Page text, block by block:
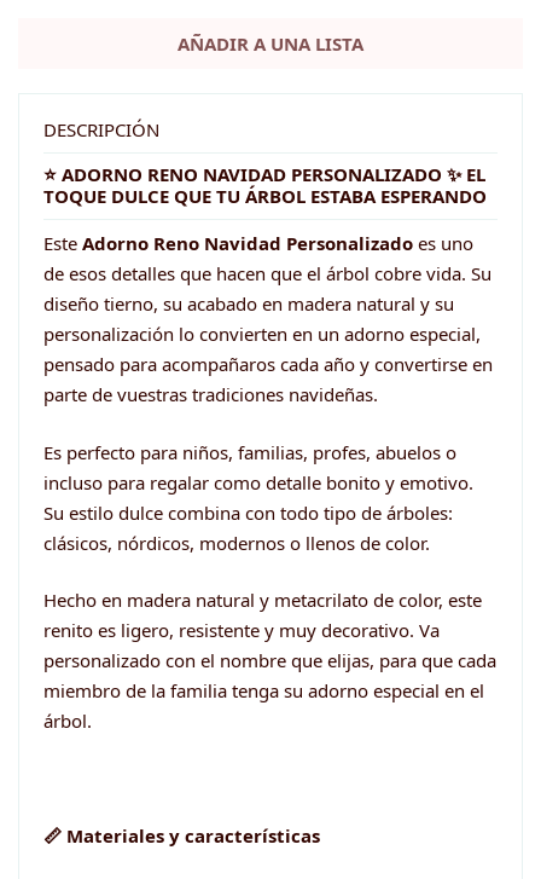
Personalizado
cantidad
AÑADIR A UNA LISTA
DESCRIPCIÓN
⭐ ADORNO RENO NAVIDAD PERSONALIZADO ✨ EL
TOQUE DULCE QUE TU ÁRBOL ESTABA ESPERANDO
Este Adorno Reno Navidad Personalizado es uno
de esos detalles que hacen que el árbol cobre vida. Su
diseño tierno, su acabado en madera natural y su
personalización lo convierten en un adorno especial,
pensado para acompañaros cada año y convertirse en
parte de vuestras tradiciones navideñas.
Es perfecto para niños, familias, profes, abuelos o
incluso para regalar como detalle bonito y emotivo.
Su estilo dulce combina con todo tipo de árboles:
clásicos, nórdicos, modernos o llenos de color.
Hecho en madera natural y metacrilato de color, este
renito es ligero, resistente y muy decorativo. Va
personalizado con el nombre que elijas, para que cada
miembro de la familia tenga su adorno especial en el
árbol.
📏 Materiales y características